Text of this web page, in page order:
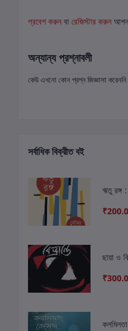
প্রবেশ করুন বা রেজিস্টার করুন
অন্যান্য প্রশ্নাবলী
কেউ এখনো কোন প্রশ্ন জিজ্ঞাসা করেননি
সর্বাধিক বিক্রীত বই
ঋতু রঙ্গ
ছায়া ও